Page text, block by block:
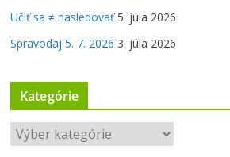
Učiť sa ≠ nasledovať 5. júla 2026
Spravodaj 5. 7. 2026 3. júla 2026
Kategórie
K
a